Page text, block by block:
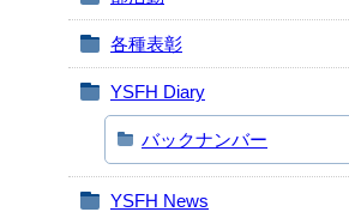
各種表彰
YSFH Diary
バックナンバー
YSFH News